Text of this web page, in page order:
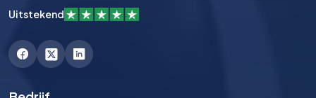
Uitstekend